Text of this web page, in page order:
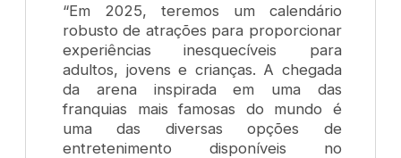
“Em 2025, teremos um calendário
robusto de atrações para proporcionar
experiências inesquecíveis para
adultos, jovens e crianças. A chegada
da arena inspirada em uma das
franquias mais famosas do mundo é
uma das diversas opções de
entretenimento disponíveis no